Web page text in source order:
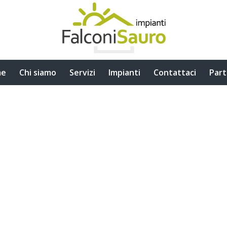
Chi siamo Servizi Impianti Contattaci